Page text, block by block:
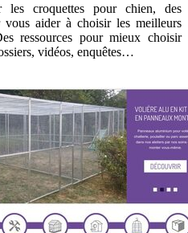
les croquettes pour chien, des
aider à choisir les meilleurs
ressources pour mieux choisir
vidéos, enquêtes…